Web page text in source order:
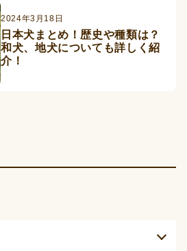
2024年3月18日
日本犬まとめ！歴史や種類は？
和犬、地犬についても詳しく紹
介！